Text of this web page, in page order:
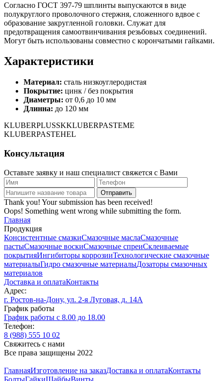
Согласно ГОСТ 397-79 шплинты выпускаются в виде
полукруглого проволочного стержня, сложенного вдвое с
образование закругленной головки. Служат для
предотвращения самоотвинчивания резьбовых соединений.
Могут быть использованы совместно с корончатыми гайками.
Характеристики
Материал: сталь низкоуглеродистая
Покрытие: цинк / без покрытия
Диаметры: от 0,6 до 10 мм
Длинна: до 120 мм
KLUBERPLUSSKKLUBERPASTEME
KLUBERPASTEHEL
Консультация
Оставьте заявку и наш специалист свяжется с Вами
Thank you! Your submission has been received!
Oops! Something went wrong while submitting the form.
Главная
Продукция
Консистентные смазкиСмазочные маслаСмазочные
пастыСмазочные воскиСмазочные спреиСклеиваемые
покрытияИнгибиторы коррозииТехнологические смазочные
материалыГидро смазочные материалыДозаторы смазочных
материалов
Доставка и оплатаКонтакты
Адрес:
г. Ростов-на-Дону, ул. 2-я Луговая, д. 14А
График работы
График работы с 8.00 до 18.00
Телефон:
8 (988) 555 10 02
Cвяжитесь с нами
Все права защищены 2022
ГлавнаяИзготовление на заказДоставка и оплатаКонтакты
БолтыГайкиШайбыВинты